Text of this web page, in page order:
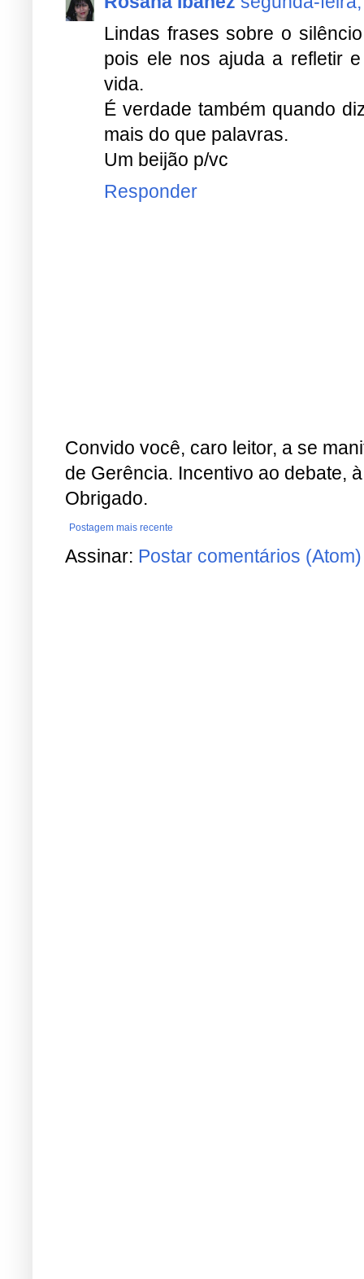
Lindas frases sobre o
pois ele nos ajuda a refletir
vida.
É verdade também quando
mais do que palavras.
Um beijão p/vc
Responder
Convido você, caro leitor, a se
de Gerência. Incentivo ao debate,
Obrigado.
Postagem mais recente
Assinar: Postar comentários (Atom)